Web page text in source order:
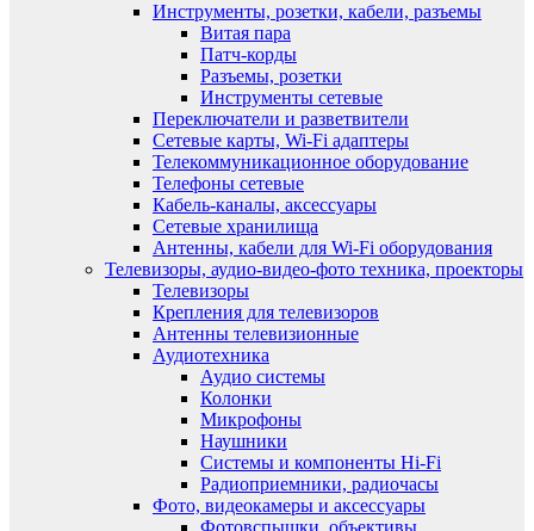
Инструменты, розетки, кабели, разъемы
Витая пара
Патч-корды
Разъемы, розетки
Инструменты сетевые
Переключатели и разветвители
Сетевые карты, Wi-Fi адаптеры
Телекоммуникационное оборудование
Телефоны сетевые
Кабель-каналы, аксессуары
Сетевые хранилища
Антенны, кабели для Wi-Fi оборудования
Телевизоры, аудио-видео-фото техника, проекторы
Телевизоры
Крепления для телевизоров
Антенны телевизионные
Аудиотехника
Аудио системы
Колонки
Микрофоны
Наушники
Системы и компоненты Hi-Fi
Радиоприемники, радиочасы
Фото, видеокамеры и аксессуары
Фотовспышки, объективы